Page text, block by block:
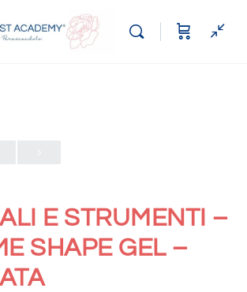
E STRUMENTI –
SHAPE GEL –